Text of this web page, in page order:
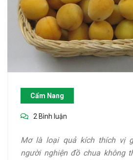
Cẩm Nang
2 Bình luận
Mơ là loại quả kích thích vị
người nghiện đồ chua không